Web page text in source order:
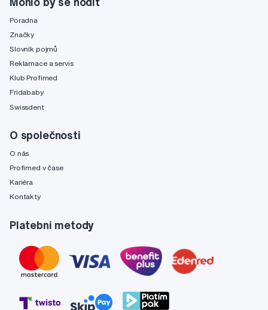
Poradna
Značky
Slovník pojmů
Reklamace a servis
Klub Profimed
Fridababy
Swissdent
O společnosti
O nás
Profimed v čase
Kariéra
Kontakty
Platební metody